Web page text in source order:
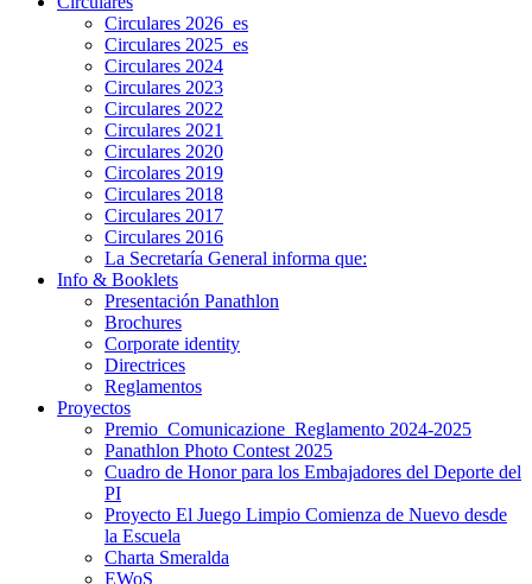
Circulares 2026_es
Circulares 2025_es
Circulares 2024
Circulares 2023
Circulares 2022
Circulares 2021
Circulares 2020
Circolares 2019
Circulares 2018
Circulares 2017
Circulares 2016
La Secretaría General informa que:
Info & Booklets
Presentación Panathlon
Brochures
Corporate identity
Directrices
Reglamentos
Proyectos
Premio_Comunicazione_Reglamento 2024-2025
Panathlon Photo Contest 2025
Cuadro de Honor para los Embajadores del Deporte del
PI
Proyecto El Juego Limpio Comienza de Nuevo desde
la Escuela
Charta Smeralda
EWoS